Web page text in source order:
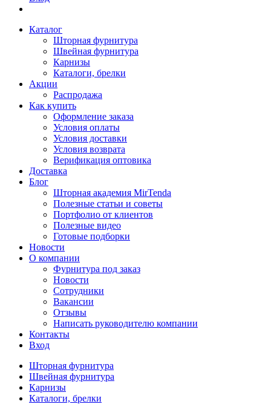
Каталог
Шторная фурнитура
Швейная фурнитура
Карнизы
Каталоги, брелки
Акции
Распродажа
Как купить
Оформление заказа
Условия оплаты
Условия доставки
Условия возврата
Верификация оптовика
Доставка
Блог
Шторная академия MirTenda
Полезные статьи и советы
Портфолио от клиентов
Полезные видео
Готовые подборки
Новости
О компании
Фурнитура под заказ
Новости
Сотрудники
Вакансии
Отзывы
Написать руководителю компании
Контакты
Вход
Шторная фурнитура
Швейная фурнитура
Карнизы
Каталоги, брелки